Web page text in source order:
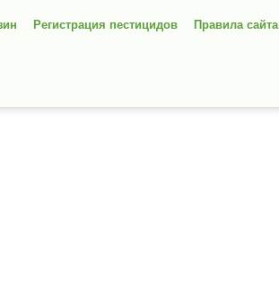
Регистрация пестицидов Правила сайта